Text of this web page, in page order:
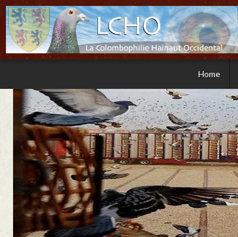
Home